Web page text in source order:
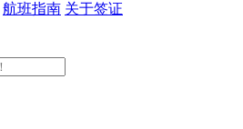
航班指南 关于签证